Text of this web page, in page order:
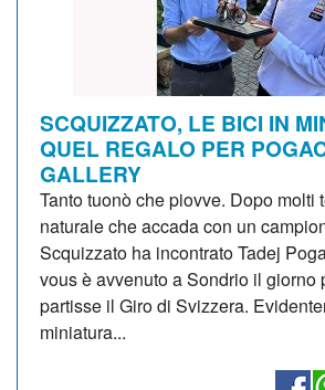
SCQUIZZATO, LE BICI IN
QUEL REGALO PER
GALLERY
Tanto tuonò che piovve. Dopo molti
naturale che accada con un
Scquizzato ha incontrato Tadej
vous è avvenuto a Sondrio il giorno
partisse il Giro di Svizzera.
miniatura...